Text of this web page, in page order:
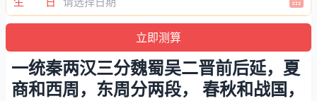
一统秦两汉三分魏蜀吴二晋前后延，夏
商和西周，东周分两段， 春秋和战国，